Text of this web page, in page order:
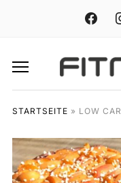
facebook
STARTSEITE » LOW